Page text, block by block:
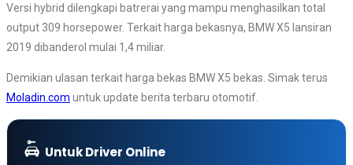
Versi hybrid dilengkapi batrerai yang mampu menghasilkan total
output 309 horsepower. Terkait harga bekasnya, BMW X5 lansiran
2019 dibanderol mulai 1,4 miliar.
Demikian ulasan terkait harga bekas BMW X5 bekas. Simak terus
Moladin.com untuk update berita terbaru otomotif.
Untuk Driver Online